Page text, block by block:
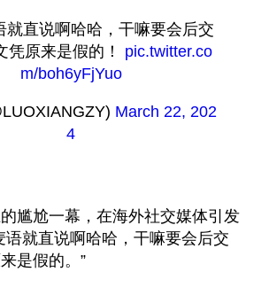
就直说啊哈哈，干嘛要会后交
凭原来是假的！ pic.twitter.co
m/boh6yFjYuo
March 22, 202
4
尴尬一幕，在海外社交媒体引发
语就直说啊哈哈，干嘛要会后交
是假的。”